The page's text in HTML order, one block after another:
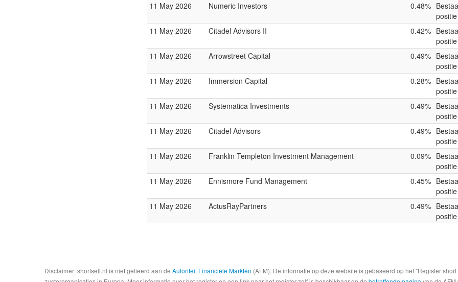
11 May 2026
Numeric Investors 0.48%
positie
11 May 2026
Citadel Advisors II 0.42%
positie
11 May 2026
Arrowstreet Capital 0.49%
positie
11 May 2026
Immersion Capital 0.28%
positie
11 May 2026
Systematica Investments 0.49%
positie
11 May 2026
Citadel Advisors 0.49%
positie
11 May 2026
Franklin Templeton Investment Management 0.09%
positie
11 May 2026
Ennismore Fund Management 0.45%
positie
11 May 2026
ActusRayPartners 0.49%
positie
Disclaimer: shortsell.nl is niet gelieerd aan de Autoriteit Financiele Markten (AFM). De informatie op deze website is gebaseerd op het "Register